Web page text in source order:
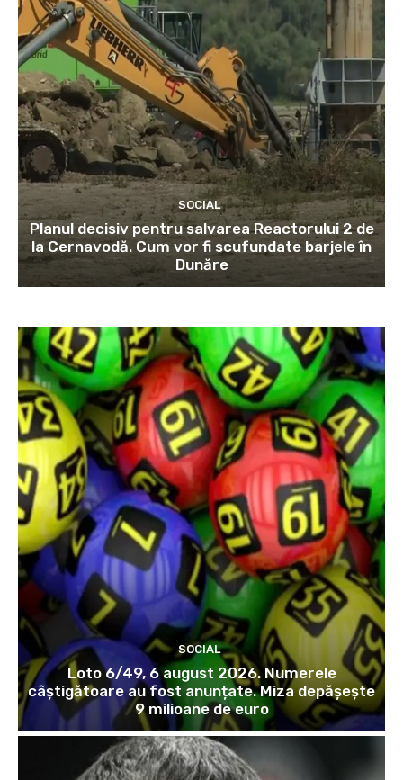
SOCIAL
Planul decisiv pentru salvarea Reactorului 2 de
la Cernavodă. Cum vor fi scufundate barjele în
Dunăre
SOCIAL
Loto 6/49, 6 august 2026. Numerele
câștigătoare au fost anunțate. Miza depășește
9 milioane de euro